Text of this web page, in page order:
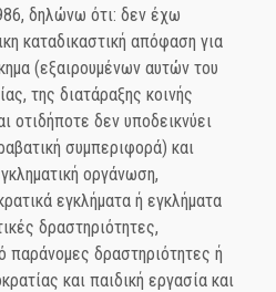
δηλώνω ότι: δεν έχω
καταδικαστική απόφαση για
(εξαιρουμένων αυτών του
της διατάραξης κοινής
οτιδήποτε δεν υποδεικνύει
συμπεριφορά) και
οργάνωση,
εγκλήματα ή εγκλήματα
δραστηριότητες,
παράνομες δραστηριότητες ή
και παιδική εργασία και